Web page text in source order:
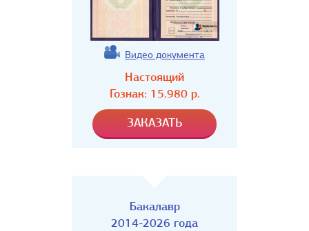
Видео документа
Настоящий
Гознак: 15.980р.
Бакалавр
2014-2026 года